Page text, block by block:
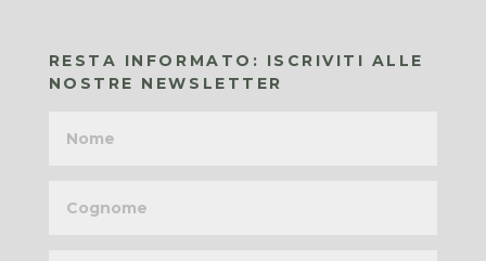
RESTA INFORMATO: ISCRIVITI ALLE
NOSTRE NEWSLETTER